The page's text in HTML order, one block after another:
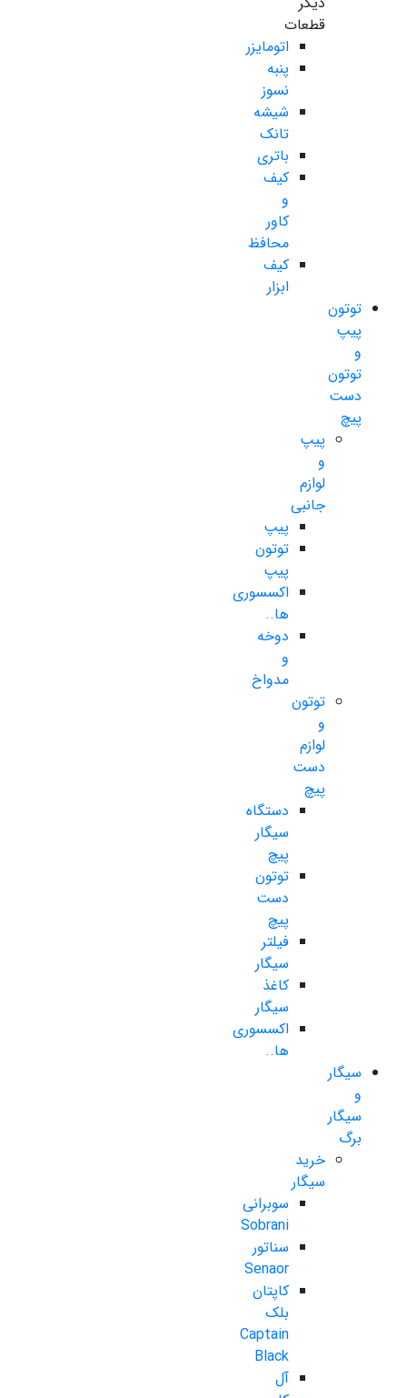
قطعات
اتومایزر
پنبه
نسوز
شیشه
تانک
باتری
کیف
و
کاور
محافظ
کیف
ابزار
توتون
پیپ
و
توتون
دست
پیچ
پیپ
و
لوازم
جانبی
پیپ
توتون
پیپ
اکسسوری
ها..
دوخه
و
مدواخ
توتون
و
لوازم
دست
پیچ
دستگاه
سیگار
پیچ
توتون
دست
پیچ
فیلتر
سیگار
کاغذ
سیگار
اکسسوری
ها..
سیگار
و
سیگار
برگ
خرید
سیگار
سوبرانی
Sobrani
سناتور
Senaor
کاپتان
بلک
Captain
Black
آل